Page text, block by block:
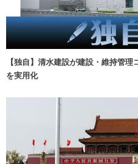
【独自】清水建設が建設・維持管
を実用化